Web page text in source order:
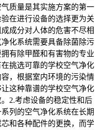
质量是其实施方案的第一
在进行设备的选择更为关
成分对人体的危害不尽相
化系统需要具备除菌除污
有除甲醛和有害物的专业
挑选可靠的学校空气净化
，根据室内环境的污染情
这种靠谱的学校空气净化
2.考虑设备的稳定性和后
列的空气净化系统在长期
和各种配件的更换，而学